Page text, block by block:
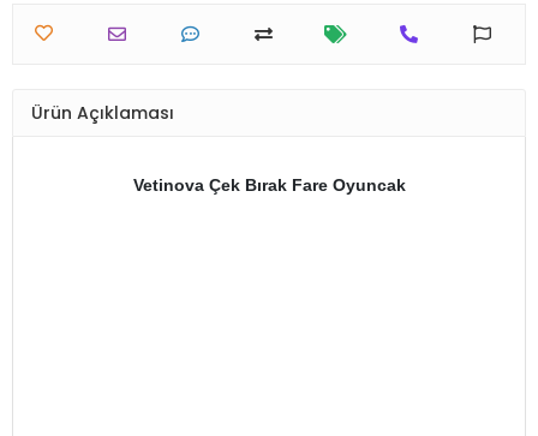
Ürün Açıklaması
Vetinova Çek Bırak Fare Oyuncak